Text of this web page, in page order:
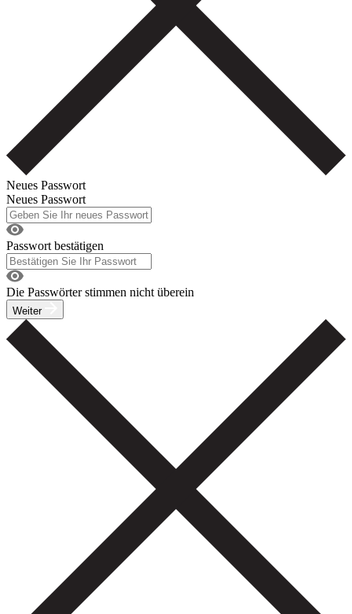
Neues Passwort
Neues Passwort
Passwort bestätigen
Die Passwörter stimmen nicht überein
Weiter